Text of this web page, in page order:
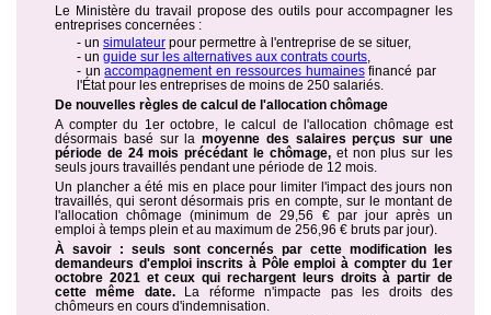
Le Ministère du travail propose des outils pour accompagner les
entreprises concernées :
- un simulateur pour permettre à l'entreprise de se situer,
- un guide sur les alternatives aux contrats courts
- unaccompagnement en ressources humainesfinancé par
l'État pour les entreprises de moins de 250 salariés.
De nouvelles règles de calcul de l'allocation chômage
A compter du 1er octobre, le calcul de l'allocation chômage est
désormais basé sur lamoyenne des salaires perçus sur une
période de 24 mois précédant le chômage,et non plus sur les
seuls jours travaillés pendant une période de 12 mois.
Un plancher a été mis en place pour limiter l'impact des jours non
travaillés, qui seront désormais pris en compte, sur le montant de
l'allocation chômage (minimum de 29,56 € par jour après un
emploi à temps plein et au maximum de 256,96 € bruts par jour).
À savoir : seuls sont concernés par cette modification les
demandeurs d'emploi inscrits à Pôle emploi à compter du 1er
octobre 2021 et ceux qui rechargent leurs droits à partir de
cette même date.La réforme n'impacte pas les droits des
chômeurs en cours d'indemnisation.